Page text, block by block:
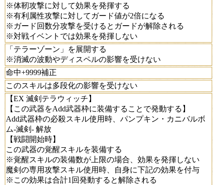
※体靭攻撃に対して効果を発揮する
※有利属性攻撃に対してガード値が2倍になる
※ガード回数分攻撃を受けるとガードが解除される
※対戦イベントでは効果を発揮しない
「テラーゾーン」を展開する
※消滅の波動やディスペルの影響を受けない
命中+9999補正
このスキルは多段化の影響を受けない
【EX 滅剣テラウィッチ】
【この武器をAdd武器枠に装備することで発動する】
Add武器枠の必殺スキル使用時、パンプキン・カニバルボ
ム-滅剣- 解放
【戦闘開始時】
この武器の覚醒スキルを装備する
※覚醒スキルの装備数が上限の場合、効果を発揮しない
魔剣の専用攻撃スキル使用時、自身に下記の効果を付与
※この効果は合計1回発動すると解除される